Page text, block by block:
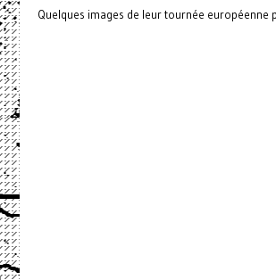
Quelques images de leur tournée européenne